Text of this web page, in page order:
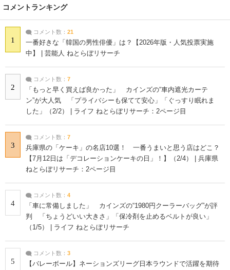
コメントランキング
1
コメント数： 21
一番好きな「韓国の男性俳優」は？【2026年版・人気投票実施
中】 | 芸能人 ねとらぼリサーチ
2
コメント数： 7
「もっと早く買えば良かった」 カインズの“車内遮光カーテ
ン”が大人気 「プライバシーも保てて安心」「ぐっすり眠れま
した」（2/2） | ライフ ねとらぼリサーチ：2ページ目
3
コメント数： 7
兵庫県の「ケーキ」の名店10選！ 一番うまいと思う店はどこ？
【7月12日は「デコレーションケーキの日」！】（2/4） | 兵庫県
ねとらぼリサーチ：2ページ目
4
コメント数： 4
「車に常備しました」 カインズの“1980円クーラーバッグ”が評
判 「ちょうどいい大きさ」「保冷剤を止めるベルトが良い」
（1/5） | ライフ ねとらぼリサーチ
5
コメント数： 3
【バレーボール】ネーションズリーグ日本ラウンドで活躍を期待